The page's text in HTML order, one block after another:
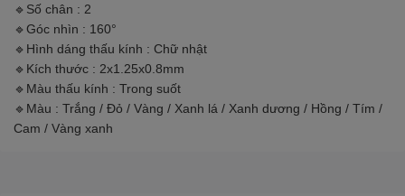
🔹Số chân : 2
🔹Góc nhìn : 160°
🔹Hình dáng thấu kính : Chữ nhật
🔹Kích thước : 2x1.25x0.8mm
🔹Màu thấu kính : Trong suốt
🔹Màu : Trắng / Đỏ / Vàng / Xanh lá / Xanh dương / Hồng / Tím /
Cam / Vàng xanh